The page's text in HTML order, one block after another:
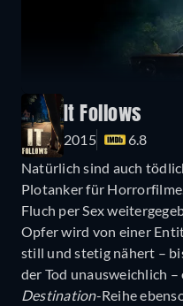
It Follows
2015
6.8
Natürlich sind auch
Plotanker für
Fluch per Sex
Opfer wird von einer
still und stetig nähert –
der Tod unausweichlich
Destination-Reihe